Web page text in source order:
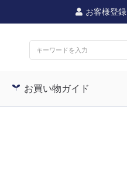
お客様登録
お買い物ガイド